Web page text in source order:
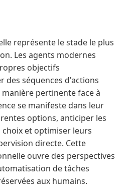
représente le stade le plus
Les agents modernes
objectifs
des séquences d'actions
pertinente face à
se manifeste dans leur
options, anticiper les
choix et optimiser leurs
directe. Cette
ouvre des perspectives
de tâches
aux humains.